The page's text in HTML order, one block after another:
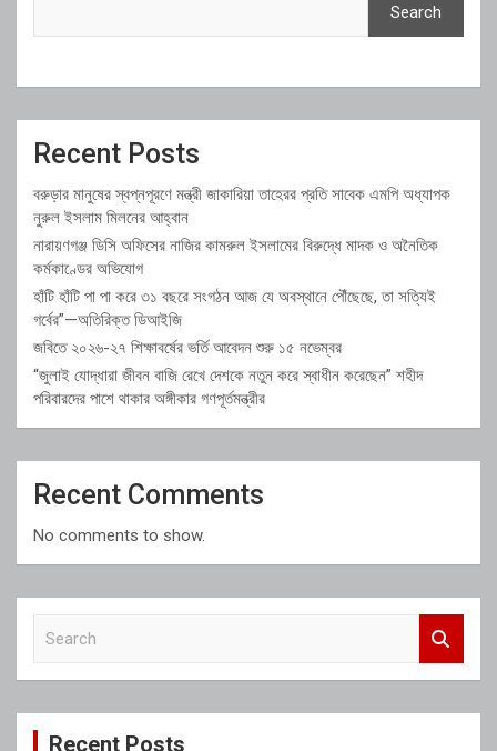
Search
Recent Posts
বরুড়ার মানুষের স্বপ্নপূরণে মন্ত্রী জাকারিয়া তাহেরর প্রতি সাবেক এমপি অধ্যাপক
নুরুল ইসলাম মিলনের আহ্বান
নারায়ণগঞ্জ ডিসি অফিসের নাজির কামরুল ইসলামের বিরুদ্ধে মাদক ও অনৈতিক
কর্মকাণ্ডের অভিযোগ
হাঁটি হাঁটি পা পা করে ৩১ বছরে সংগঠন আজ যে অবস্থানে পৌঁছেছে, তা সত্যিই
গর্বের”—অতিরিক্ত ডিআইজি
জবিতে ২০২৬-২৭ শিক্ষাবর্ষের ভর্তি আবেদন শুরু ১৫ নভেম্বর
“জুলাই যোদ্ধারা জীবন বাজি রেখে দেশকে নতুন করে স্বাধীন করেছেন” শহীদ
পরিবারদের পাশে থাকার অঙ্গীকার গণপূর্তমন্ত্রীর
Recent Comments
No comments to show.
c
Recent Posts